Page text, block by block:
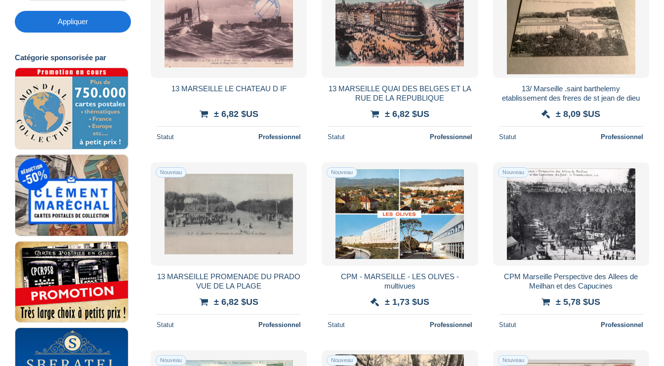
Appliquer
Catégorie sponsorisée par
13 MARSEILLE LE CHATEAU D IF
± 6,82 $US
Statut Professionnel
13 MARSEILLE QUAI DES BELGES ET LA
RUE DE LA REPUBLIQUE
± 6,82 $US
Statut Professionnel
13/ Marseille .saint barthelemy
etablissement des freres de st jean de dieu
± 8,09 $US
Statut Professionnel
Nouveau
13 MARSEILLE PROMENADE DU PRADO
VUE DE LA PLAGE
± 6,82 $US
Statut Professionnel
Nouveau
CPM - MARSEILLE - LES OLIVES -
multivues
± 1,73 $US
Statut Professionnel
Nouveau
CPM Marseille Perspective des Allees de
Meilhan et des Capucines
± 5,78 $US
Statut Professionnel
Nouveau Nouveau Nouveau